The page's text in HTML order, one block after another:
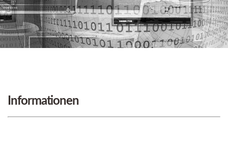
Informationen